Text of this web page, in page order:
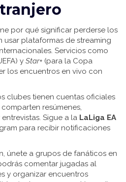
por qué significar perderse los
usar plataformas de streaming
Servicios como
y Star+ (para la Copa
los encuentros en vivo con
clubes tienen cuentas oficiales
resúmenes,
Sigue a la LaLiga EA
para recibir notificaciones
únete a grupos de fanáticos en
comentar jugadas al
y organizar encuentros